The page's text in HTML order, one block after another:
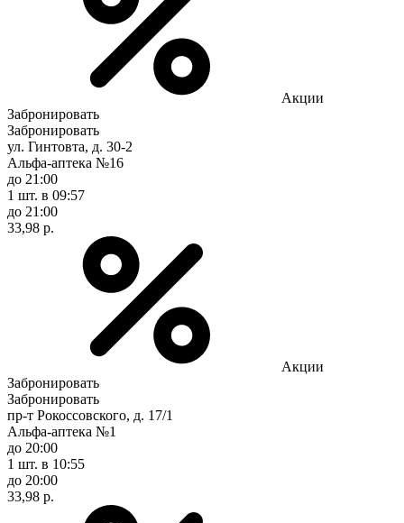
Акции
Забронировать
Забронировать
ул. Гинтовта, д. 30-2
Альфа-аптека №16
до 21:00
1 шт. в 09:57
до 21:00
33,98 р.
Акции
Забронировать
Забронировать
пр-т Рокоссовского, д. 17/1
Альфа-аптека №1
до 20:00
1 шт. в 10:55
до 20:00
33,98 р.